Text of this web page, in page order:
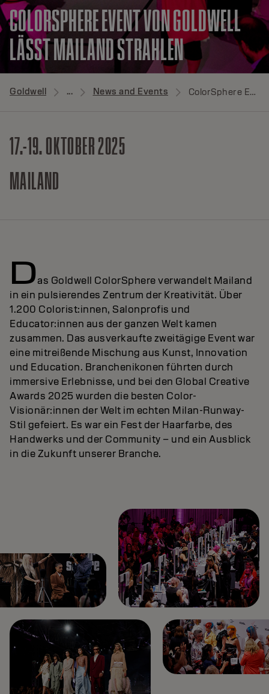
COLORSPHERE EVENT VON GOLDWELL
LÄSST MAILAND STRAHLEN
Goldwell ... News and Events ColorSphere Event
17.-19. OKTOBER 2025
MAILAND
Das Goldwell ColorSphere verwandelt Mailand
in ein pulsierendes Zentrum der Kreativität. Über
1.200 Colorist:innen, Salonprofis und
Educator:innen aus der ganzen Welt kamen
zusammen. Das ausverkaufte zweitägige Event war
eine mitreißende Mischung aus Kunst, Innovation
und Education. Branchenikonen führten durch
immersive Erlebnisse, und bei den Global Creative
Awards 2025 wurden die besten Color-
Visionär:innen der Welt im echten Milan-Runway-
Stil gefeiert. Es war ein Fest der Haarfarbe, des
Handwerks und der Community – und ein Ausblick
in die Zukunft unserer Branche.